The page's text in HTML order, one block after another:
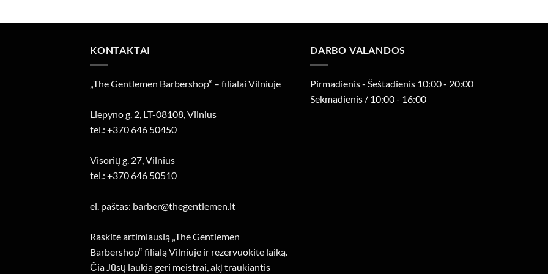
KONTAKTAI
„The Gentlemen Barbershop“ – filialai Vilniuje
Liepyno g. 2, LT-08108, Vilnius
tel.: +370 646 50450
Visorių g. 27, Vilnius
tel.: +370 646 50510
el. paštas: barber@thegentlemen.lt
Raskite artimiausią „The Gentlemen
Barbershop“ filialą Vilniuje ir rezervuokite laiką.
Čia Jūsų laukia geri meistrai, akį traukiantis
DARBO VALANDOS
Pirmadienis - Šeštadienis 10:00 - 20:00
Sekmadienis / 10:00 - 16:00